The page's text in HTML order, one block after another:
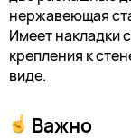
нержавеющая
Имеет накладки
крепления к
виде.
Важно